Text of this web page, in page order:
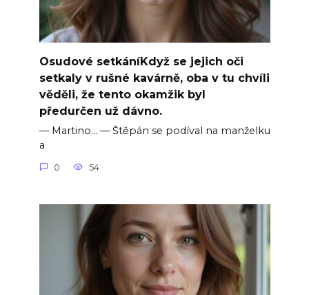
Osudové setkáníKdyž se jejich oči
setkaly v rušné kavárně, oba v tu chvíli
věděli, že tento okamžik byl
předurčen už dávno.
— Martino… — Štěpán se podíval na manželku
a
0 54